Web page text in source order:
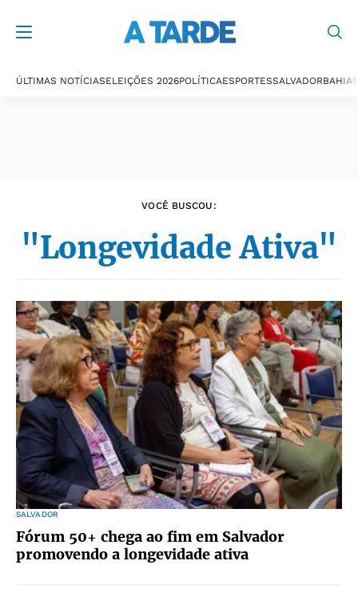
ÚLTIMAS NOTÍCIASELEIÇÕES 2026POLÍTICAESPORTESSALVADORBAHIA
VOCÊ BUSCOU:
"Longevidade Ativa"
SALVADOR
Fórum 50+ chega ao fim em Salvador
promovendo a longevidade ativa